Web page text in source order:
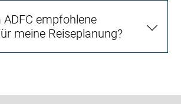
ADFC empfohlene
meine Reiseplanung?